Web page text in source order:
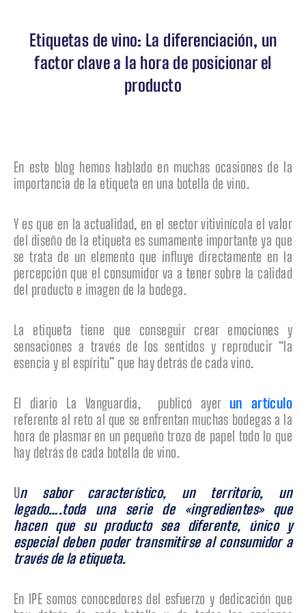
Etiquetas de vino: La diferenciación, un
factor clave a la hora de posicionar el
producto
En este blog hemos hablado en muchas ocasiones de la
importancia de la etiqueta en una botella de vino.
Y es que en la actualidad, en el sector vitivinícola el valor
del diseño de la etiqueta es sumamente importante ya que
se trata de un elemento que influye directamente en la
percepción que el consumidor va a tener sobre la calidad
del producto e imagen de la bodega.
La etiqueta tiene que conseguir crear emociones y
sensaciones a través de los sentidos y reproducir “la
esencia y el espíritu” que hay detrás de cada vino.
El diario La Vanguardia, publicó ayer un artículo
referente al reto al que se enfrentan muchas bodegas a la
hora de plasmar en un pequeño trozo de papel todo lo que
hay detrás de cada botella de vino.
Un sabor característico, un territorio, un
legado….toda una serie de «ingredientes» que
hacen que su producto sea diferente, único y
especial deben poder transmitirse al consumidor a
través de la etiqueta.
En IPE somos conocedores del esfuerzo y dedicación que